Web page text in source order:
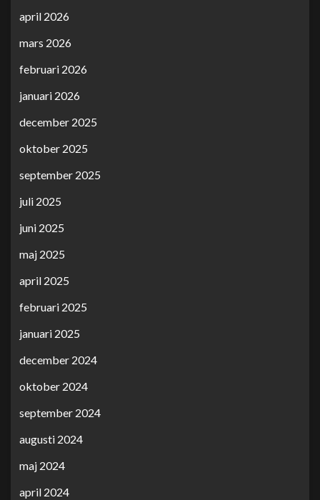
april 2026
mars 2026
februari 2026
januari 2026
december 2025
oktober 2025
september 2025
juli 2025
juni 2025
maj 2025
april 2025
februari 2025
januari 2025
december 2024
oktober 2024
september 2024
augusti 2024
maj 2024
april 2024